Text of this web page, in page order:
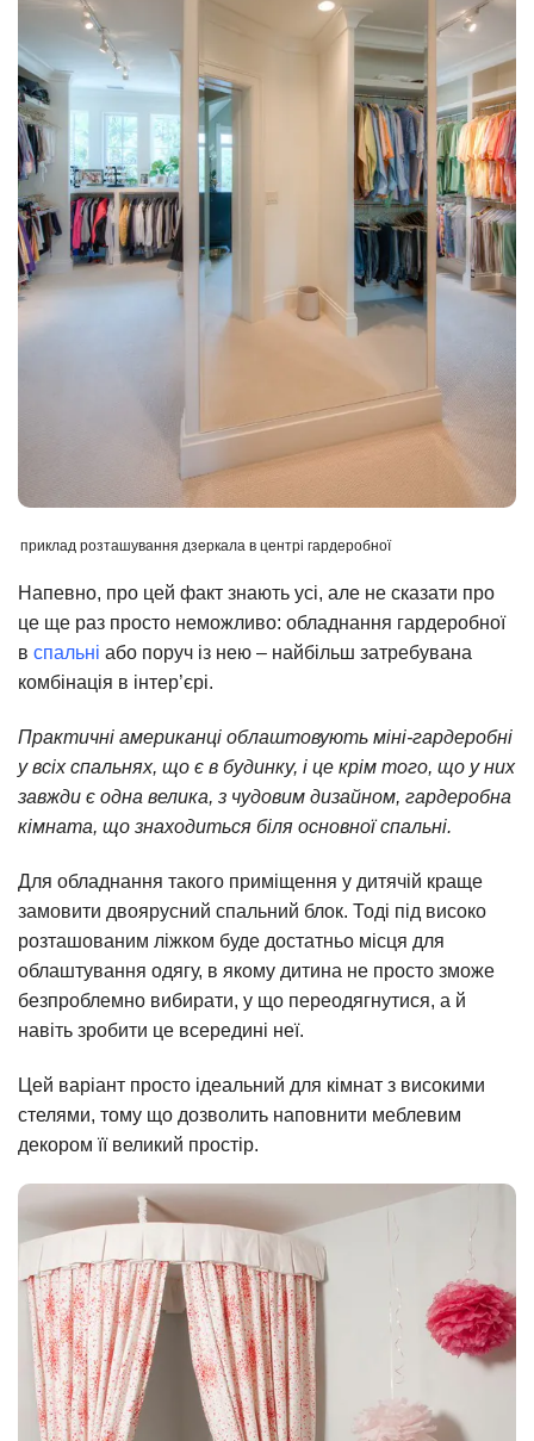
приклад розташування дзеркала в центрі гардеробної
Напевно, про цей факт знають усі, але не сказати про
це ще раз просто неможливо: обладнання гардеробної
в спальні або поруч із нею – найбільш затребувана
комбінація в інтер’єрі.
Практичні американці облаштовують міні-гардеробні
у всіх спальнях, що є в будинку, і це крім того, що у них
завжди є одна велика, з чудовим дизайном, гардеробна
кімната, що знаходиться біля основної спальні.
Для обладнання такого приміщення у дитячій краще
замовити двоярусний спальний блок. Тоді під високо
розташованим ліжком буде достатньо місця для
облаштування одягу, в якому дитина не просто зможе
безпроблемно вибирати, у що переодягнутися, а й
навіть зробити це всередині неї.
Цей варіант просто ідеальний для кімнат з високими
стелями, тому що дозволить наповнити меблевим
декором її великий простір.